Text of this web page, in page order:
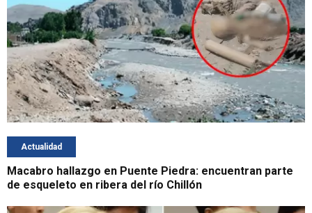
Actualidad
Macabro hallazgo en Puente Piedra: encuentran parte
de esqueleto en ribera del río Chillón